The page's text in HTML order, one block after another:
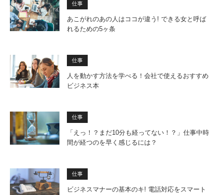
仕事
あこがれのあの人はココが違う! できる女と呼ば
れるための5ヶ条
仕事
人を動かす方法を学べる！会社で使えるおすすめ
ビジネス本
仕事
「えっ！？まだ10分も経ってない！？」仕事中時
間が経つのを早く感じるには？
仕事
ビジネスマナーの基本のキ! 電話対応をスマート